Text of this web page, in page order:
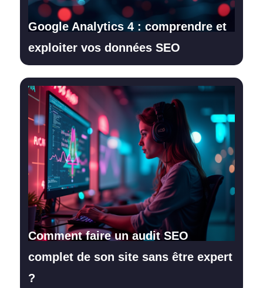
Google Analytics 4 : comprendre et
exploiter vos données SEO
Comment faire un audit SEO
complet de son site sans être expert
?